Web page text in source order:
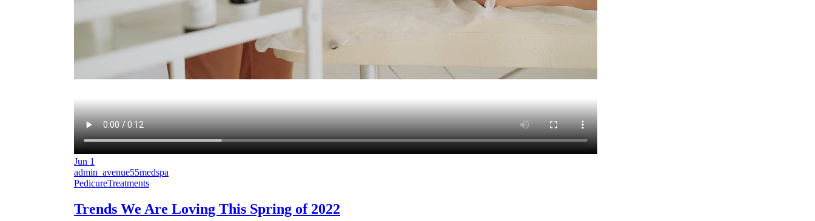
Jun 1
admin_avenue55medspa
PedicureTreatments
Trends We Are Loving This Spring of 2022